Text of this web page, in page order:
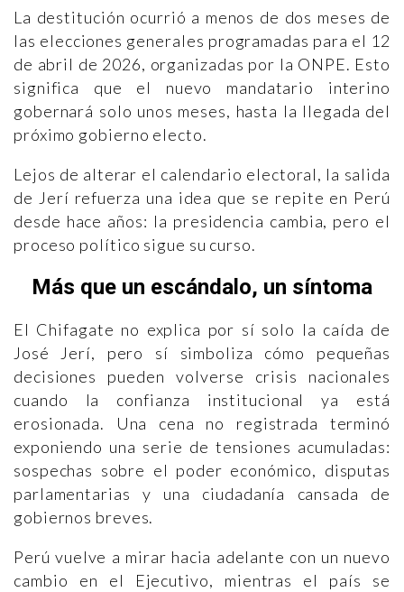
La destitución ocurrió a menos de dos meses de
las elecciones generales programadas para el 12
de abril de 2026, organizadas por la ONPE. Esto
significa que el nuevo mandatario interino
gobernará solo unos meses, hasta la llegada del
próximo gobierno electo.
Lejos de alterar el calendario electoral, la salida
de Jerí refuerza una idea que se repite en Perú
desde hace años: la presidencia cambia, pero el
proceso político sigue su curso.
Más que un escándalo, un síntoma
El Chifagate no explica por sí solo la caída de
José Jerí, pero sí simboliza cómo pequeñas
decisiones pueden volverse crisis nacionales
cuando la confianza institucional ya está
erosionada. Una cena no registrada terminó
exponiendo una serie de tensiones acumuladas:
sospechas sobre el poder económico, disputas
parlamentarias y una ciudadanía cansada de
gobiernos breves.
Perú vuelve a mirar hacia adelante con un nuevo
cambio en el Ejecutivo, mientras el país se